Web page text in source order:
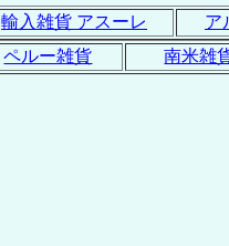
輸入雑貨 アスーレ
ア
ペルー雑貨
南米雑